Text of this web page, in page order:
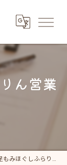
ん営業
ほぐしふらりん営業日